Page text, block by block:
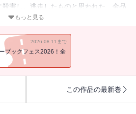
害し、逃走したものと思われた。金品
さんで不器用、典型的アイスランドの殺
明らかになる被害者の隠された過去。そ
ラスの鍵賞2年連続受賞の前人未踏の快挙
ダガーを受賞した、北欧ミステリの巨人
もっと見る
2026.08.11まで
ブックフェス2026！全
この作品の最新巻